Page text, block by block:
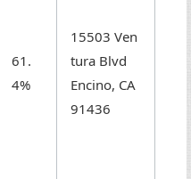
61.
4%
15503 Ven
tura Blvd
Encino, CA
91436